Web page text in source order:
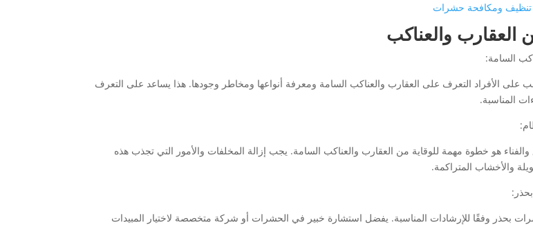
العقارب والعناكب
السامة:
على الأفراد التعرف على العقارب والعناكب السامة ومعرفة أنواعها ومخاطر وجودها. هذا يساعد على التعرف
المناسبة.
هو خطوة مهمة للوقاية من العقارب والعناكب السامة. يجب إزالة المخلفات والأمور التي تجذب هذه
والأخشاب المتراكمة.
بحذر وفقًا للإرشادات المناسبة. يفضل استشارة خبير في الحشرات أو شركة متخصصة لاختيار المبيدات